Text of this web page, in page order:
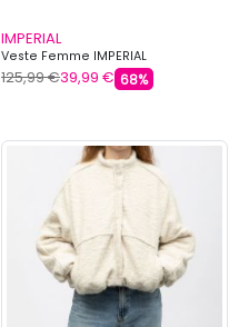
IMPERIAL
Veste Femme IMPERIAL
125,99 €39,99 € 68%